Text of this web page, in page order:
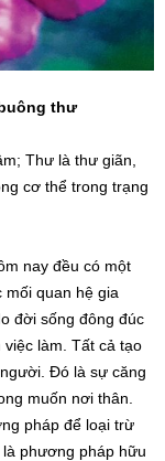
thư
Thư là thư giãn,
cơ thể trong trạng
nay đều có một
quan hệ gia
đời sống đông đúc
làm. Tất cả tạo
Đó là sự căng
muốn nơi thân.
pháp để loại trừ
phương pháp hữu